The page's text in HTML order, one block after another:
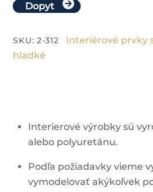
Dopyt
SKU:2-312 Interiérové prvky
hladké
Interierové výrobky sú
alebo polyuretánu.
Podľa požiadavky vieme
vymodelovať akýkoľvek